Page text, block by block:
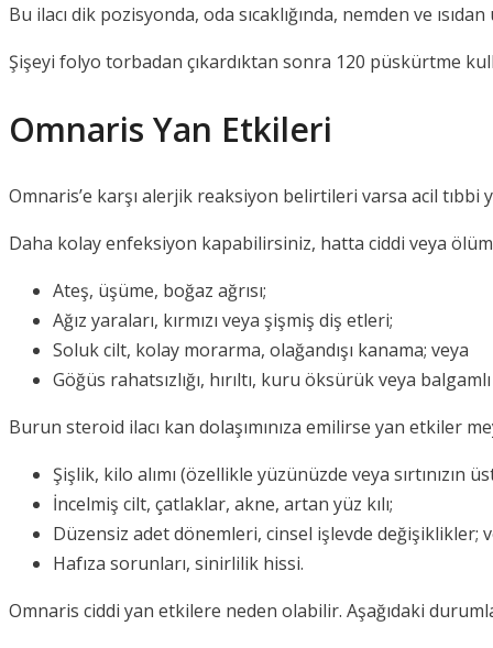
Bu ilacı dik pozisyonda, oda sıcaklığında, nemden ve
Şişeyi folyo torbadan çıkardıktan sonra 120 püskürtme
Omnaris Yan Etkileri
Omnaris’e karşı alerjik reaksiyon belirtileri varsa acil tıbbi
Daha kolay enfeksiyon kapabilirsiniz, hatta ciddi veya
Ateş, üşüme, boğaz ağrısı;
Ağız yaraları, kırmızı veya şişmiş diş etleri;
Soluk cilt, kolay morarma, olağandışı kanama; veya
Göğüs rahatsızlığı, hırıltı, kuru öksürük veya
Burun steroid ilacı kan dolaşımınıza emilirse yan etkiler
Şişlik, kilo alımı (özellikle yüzünüzde veya sırtınızın
İncelmiş cilt, çatlaklar, akne, artan yüz kılı;
Düzensiz adet dönemleri, cinsel işlevde değişiklikler;
Hafıza sorunları, sinirlilik hissi.
Omnaris ciddi yan etkilere neden olabilir. Aşağıdaki